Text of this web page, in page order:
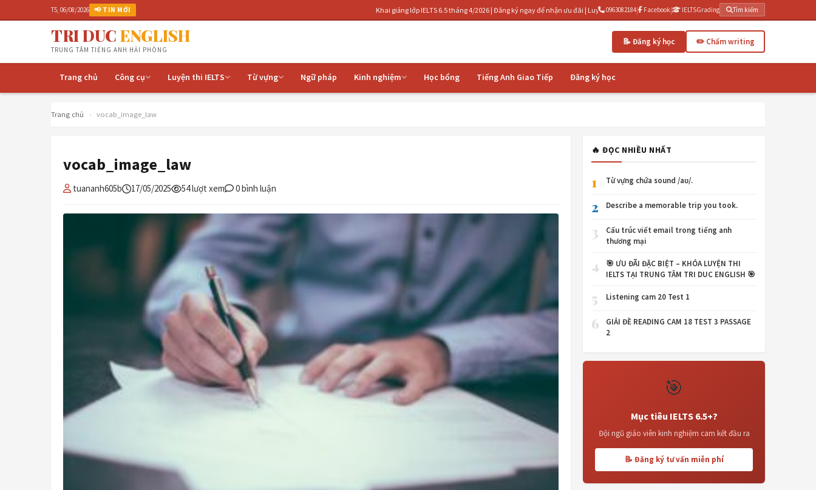
T5, 06/08/2026 📢 TIN MỚI Khai giảng lớp IELTS 6.5 tháng 4/2026 | Đăng ký ngay để nhận ưu đãi | Luyện thi IELTS cấp tốc 3 tháng | IELTSGrading.com - Chấm writing AI miễn phí
0963082184| Facebook| IELTSGrading Tìm kiếm
TRI DUC ENGLISH
TRUNG TÂM TIẾNG ANH HẢI PHÒNG
📝 Đăng ký học ✏️ Chấm writing
Trang chủ Công cụ Luyện thi IELTS Từ vựng Ngữ pháp Kinh nghiệm Học bổng Tiếng Anh Giao Tiếp Đăng ký học
Trang chủ › vocab_image_law
vocab_image_law
tuananh605b 17/05/2025 54 lượt xem 0 bình luận
🔥 ĐỌC NHIỀU NHẤT
1 Từ vựng chứa sound /aʊ/.
2 Describe a memorable trip you took.
3
Cấu trúc viết email trong tiếng anh
thương mại
4
🎯 ƯU ĐÃI ĐẶC BIỆT – KHÓA LUYỆN THI
IELTS TẠI TRUNG TÂM TRI DUC ENGLISH 🎯
5 Listening cam 20 Test 1
6
GIẢI ĐỀ READING CAM 18 TEST 3 PASSAGE
2
🎯
Mục tiêu IELTS 6.5+?
Đội ngũ giáo viên kinh nghiệm cam kết đầu ra
📝 Đăng ký tư vấn miễn phí